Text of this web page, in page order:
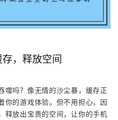
，释放空间
噬吗？像无情的沙尘暴，缓存正
你的游戏体验。但不用担心，因
释放出宝贵的空间，让你的手机